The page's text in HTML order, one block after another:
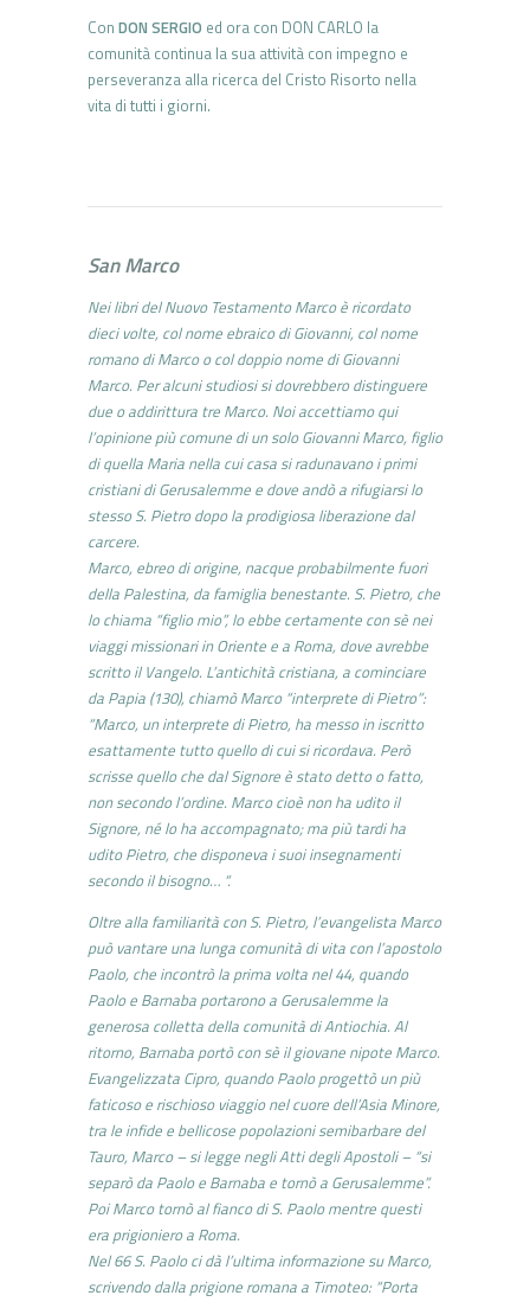
Con DON SERGIO ed ora con DON CARLO la
comunità continua la sua attività con impegno e
perseveranza alla ricerca del Cristo Risorto nella
vita di tutti i giorni.
San Marco
Nei libri del Nuovo Testamento Marco è ricordato
dieci volte, col nome ebraico di Giovanni, col nome
romano di Marco o col doppio nome di Giovanni
Marco. Per alcuni studiosi si dovrebbero distinguere
due o addirittura tre Marco. Noi accettiamo qui
l’opinione più comune di un solo Giovanni Marco, figlio
di quella Maria nella cui casa si radunavano i primi
cristiani di Gerusalemme e dove andò a rifugiarsi lo
stesso S. Pietro dopo la prodigiosa liberazione dal
carcere.
Marco, ebreo di origine, nacque probabilmente fuori
della Palestina, da famiglia benestante. S. Pietro, che
lo chiama “figlio mio”, lo ebbe certamente con sè nei
viaggi missionari in Oriente e a Roma, dove avrebbe
scritto il Vangelo. L’antichità cristiana, a cominciare
da Papia (130), chiamò Marco “interprete di Pietro”:
“Marco, un interprete di Pietro, ha messo in iscritto
esattamente tutto quello di cui si ricordava. Però
scrisse quello che dal Signore è stato detto o fatto,
non secondo l’ordine. Marco cioè non ha udito il
Signore, né lo ha accompagnato; ma più tardi ha
udito Pietro, che disponeva i suoi insegnamenti
secondo il bisogno… “.
Oltre alla familiarità con S. Pietro, l’evangelista Marco
può vantare una lunga comunità di vita con l’apostolo
Paolo, che incontrò la prima volta nel 44, quando
Paolo e Barnaba portarono a Gerusalemme la
generosa colletta della comunità di Antiochia. Al
ritorno, Barnaba portò con sè il giovane nipote Marco.
Evangelizzata Cipro, quando Paolo progettò un più
faticoso e rischioso viaggio nel cuore dell’Asia Minore,
tra le infide e bellicose popolazioni semibarbare del
Tauro, Marco – si legge negli Atti degli Apostoli – “si
separò da Paolo e Barnaba e tornò a Gerusalemme”.
Poi Marco tornò al fianco di S. Paolo mentre questi
era prigioniero a Roma.
Nel 66 S. Paolo ci dà l’ultima informazione su Marco,
scrivendo dalla prigione romana a Timoteo: “Porta